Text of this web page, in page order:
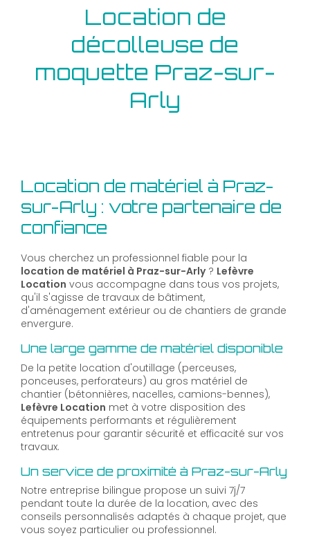
Location de
décolleuse de
moquette Praz-sur-
Arly
Location de matériel à Praz-
sur-Arly : votre partenaire de
confiance
Vous cherchez un professionnel fiable pour la
location de matériel à Praz-sur-Arly? Lefèvre
Location vous accompagne dans tous vos projets,
qu'il s'agisse de travaux de bâtiment,
d'aménagement extérieur ou de chantiers de grande
envergure.
Une large gamme de matériel disponible
De la petite location d'outillage (perceuses,
ponceuses, perforateurs) au gros matériel de
chantier (bétonnières, nacelles, camions-bennes),
Lefèvre Location met à votre disposition des
équipements performants et régulièrement
entretenus pour garantir sécurité et efficacité sur vos
travaux.
Un service de proximité à Praz-sur-Arly
Notre entreprise bilingue propose un suivi 7j/7
pendant toute la durée de la location, avec des
conseils personnalisés adaptés à chaque projet, que
vous soyez particulier ou professionnel.